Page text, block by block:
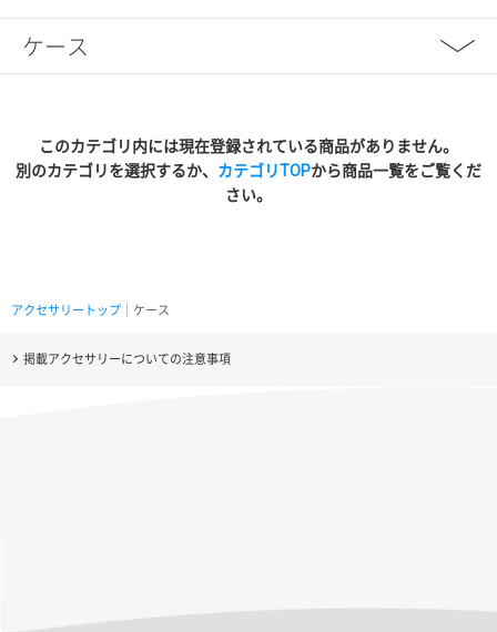
ケース
このカテゴリ内には現在登録されている商品がありません。
別のカテゴリを選択するか、 カテゴリTOPから商品一覧をご覧くだ
さい。
アクセサリートップ ｜ケース
掲載アクセサリーについての注意事項